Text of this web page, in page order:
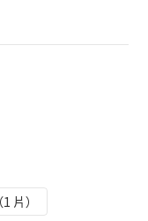
片）